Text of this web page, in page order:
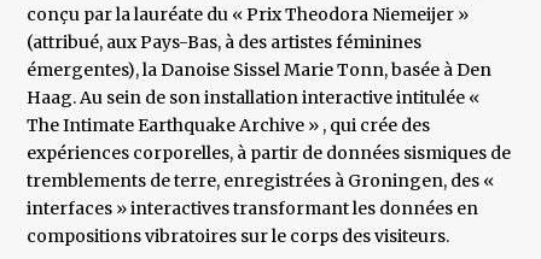
conçu par la lauréate du « Prix Theodora Niemeijer »
(attribué, aux Pays-Bas, à des artistes féminines
émergentes), la Danoise Sissel Marie Tonn, basée à Den
Haag. Au sein de son installation interactive intitulée «
The Intimate Earthquake Archive » , qui crée des
expériences corporelles, à partir de données sismiques de
tremblements de terre, enregistrées à Groningen, des «
interfaces » interactives transformant les données en
compositions vibratoires sur le corps des visiteurs.